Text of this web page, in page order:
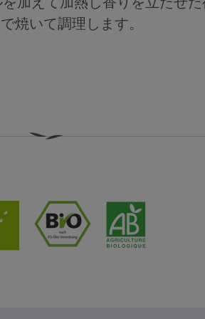
加えて加熱し香りを立たせ
焼いて調理します。